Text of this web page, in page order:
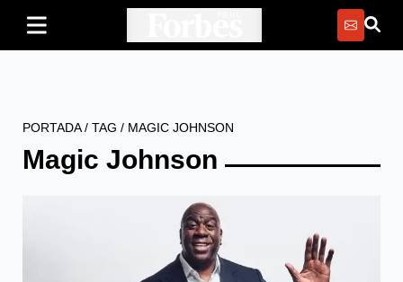
PORTADA/ TAG / MAGIC JOHNSON
Magic Johnson